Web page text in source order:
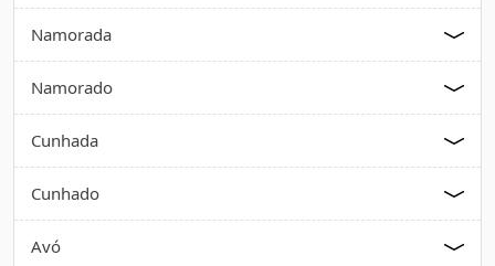
Namorada
Namorado
Cunhada
Cunhado
Avó